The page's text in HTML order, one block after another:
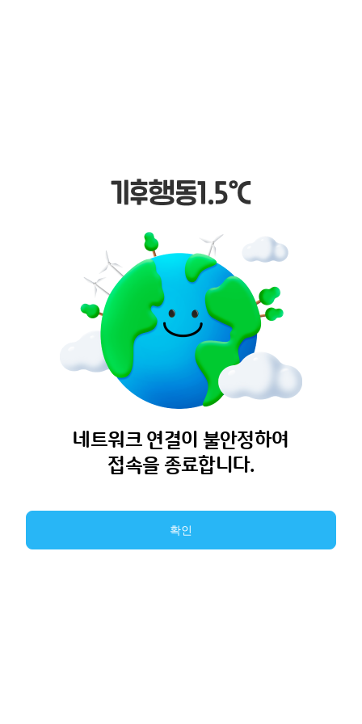
네트워크 연결이 불안정하여
접속을 종료합니다.
확인